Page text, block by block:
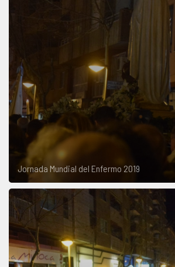
Jornada Mundial del Enfermo 2019